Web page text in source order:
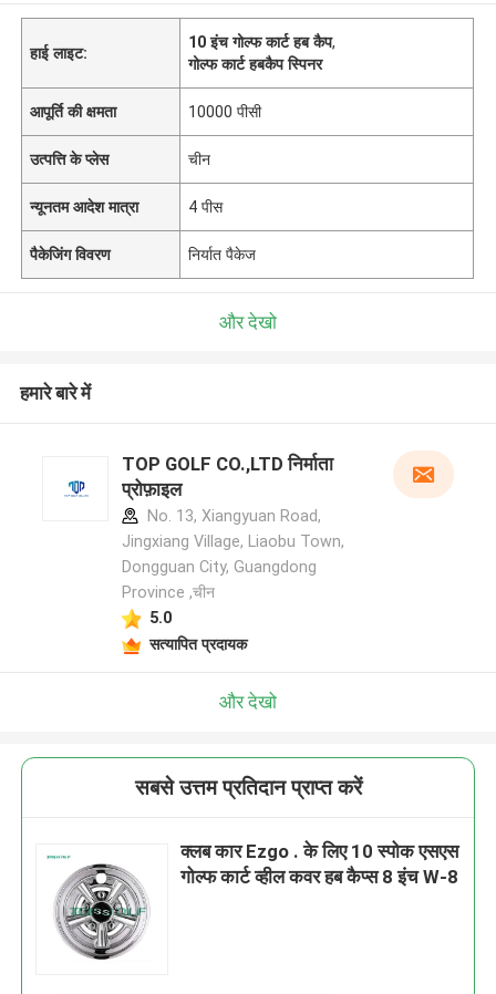
हाई लाइट:
10 इंच गोल्फ कार्ट हब कैप,
गोल्फ कार्ट हबकैप स्पिनर
आपूर्ति की क्षमता 10000 पीसी
उत्पत्ति के प्लेस चीन
न्यूनतम आदेश मात्रा 4 पीस
पैकेजिंग विवरण निर्यात पैकेज
और देखो
हमारे बारे में
TOP GOLF CO.,LTD निर्माता
प्रोफ़ाइल
No. 13, Xiangyuan Road,
Jingxiang Village, Liaobu Town,
Dongguan City, Guangdong
Province ,चीन
5.0
सत्यापित प्रदायक
और देखो
सबसे उत्तम प्रतिदान प्राप्त करें
क्लब कार Ezgo . के लिए 10 स्पोक एसएस
गोल्फ कार्ट व्हील कवर हब कैप्स 8 इंच W-8